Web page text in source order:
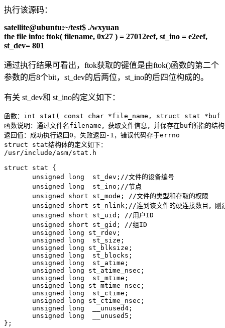
执行该源码：
satellite@ubuntu:~/test$ ./wxyuan
the file info: ftok( filename, 0x27 ) = 27012eef, st_ino = e2eef,
st_dev= 801
通过执行结果可看出，ftok获取的键值是由ftok()函数的第二个
参数的后8个bit，st_dev的后两位，st_ino的后四位构成的。
有关 st_dev和 st_ino的定义如下：
函数：int stat( const char *file_name, struct stat *buf
函数说明：通过文件名filename，获取文件信息，并保存在buf所指的结
返回值：成功执行返回0，失败返回-1，错误代码存于errno
struct stat结构体的定义如下：
/usr/include/asm/stat.h
struct stat {
       unsigned long  st_dev;//文件的设备编号
       unsigned long  st_ino;//节点
       unsigned short st_mode; //文件的类型和存取的权限
unsigned short st_nlink;//连到该文件的硬连接数目，刚
       unsigned short st_uid; //用户ID
       unsigned short st_gid; //组ID
       unsigned long st_rdev;
       unsigned long  st_size;
       unsigned long st_blksize;
       unsigned long  st_blocks;
       unsigned long  st_atime;
       unsigned long st_atime_nsec;
       unsigned long  st_mtime;
       unsigned long st_mtime_nsec;
       unsigned long  st_ctime;
       unsigned long st_ctime_nsec;
       unsigned long  __unused4;
       unsigned long  __unused5;
};